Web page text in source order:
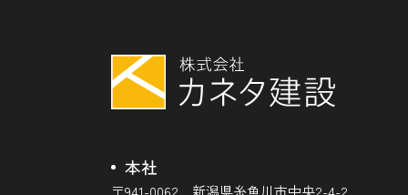
本社
〒941-0062 新潟県糸魚川市中央2-4-2